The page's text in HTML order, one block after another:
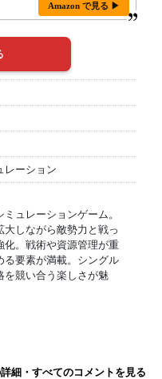
Amazon で見る ▶
レーション
ュレーションゲーム。
しながら敵勢力と戦っ
化。戦術や資源管理が重
る要素が満載。シングル
を競い合う楽しさが魅
細・すべてのコメントを見る